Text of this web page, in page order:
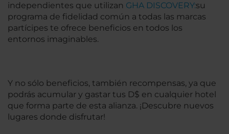
independientes que utilizan GHA DISCOVERY:su
programa de fidelidad común a todas las marcas
partícipes te ofrece beneficios en todos los
entornos imaginables.
Y no sólo beneficios, también recompensas, ya que
podrás acumular y gastar tus D$ en cualquier hotel
que forma parte de esta alianza. ¡Descubre nuevos
lugares donde disfrutar!